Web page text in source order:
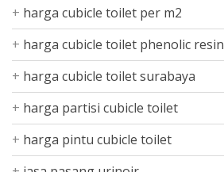
harga cubicle toilet per m2
harga cubicle toilet phenolic resin
harga cubicle toilet surabaya
harga partisi cubicle toilet
harga pintu cubicle toilet